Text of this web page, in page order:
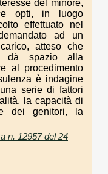
del minore,
opti, in luogo
effettuato nel
ad un
atteso che
dà spazio alla
al procedimento
è indagine
serie di fattori
la capacità di
dei genitori, la
n. 12957 del 24